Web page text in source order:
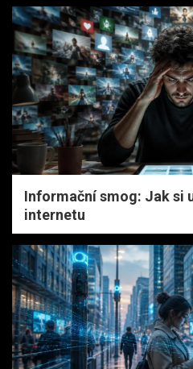
Informační smog: Jak si
internetu